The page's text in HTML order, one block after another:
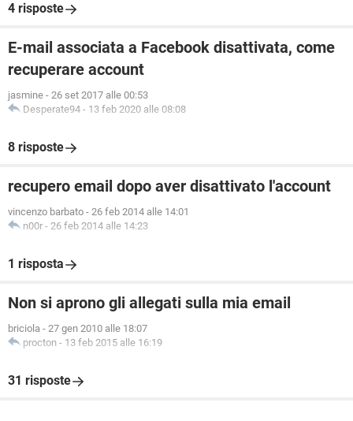
4 risposte
E-mail associata a Facebook disattivata, come
recuperare account
jasmine - 26 set 2017 alle 00:53
Desperate94 - 13 feb 2020 alle 08:08
8 risposte
recupero email dopo aver disattivato l'account
vincenzo barbato - 26 feb 2014 alle 14:01
n00r - 26 feb 2014 alle 14:23
1 risposta
Non si aprono gli allegati sulla mia email
briciola - 27 gen 2010 alle 18:07
procton - 13 feb 2015 alle 16:19
31 risposte